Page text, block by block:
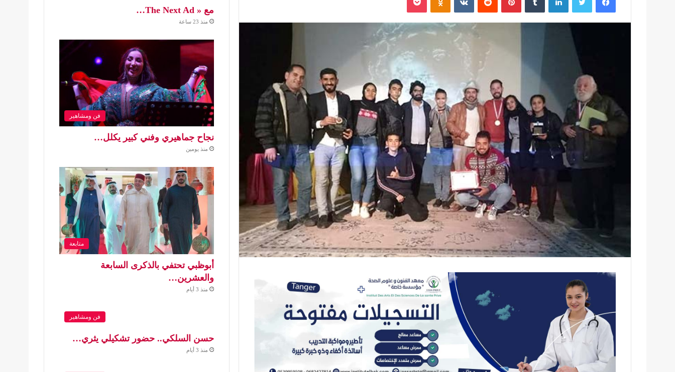
مع « The Next Ad…
منذ 23 ساعة
فن ومشاهير
نجاح جماهيري وفني كبير يكلل…
منذ يومين
متابعة
أبوظبي تحتفي بالذكرى السابعة
والعشرين…
منذ 3 أيام
فن ومشاهير
حسن السلكي.. حضور تشكيلي يثري…
منذ 3 أيام